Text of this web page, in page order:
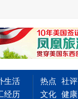
生活
经历
热点 社评
文化 健康